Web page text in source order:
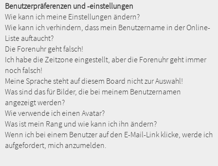
Benutzerpräferenzen und -einstellungen
Wie kann ich meine Einstellungen ändern?
Wie kann ich verhindern, dass mein Benutzername in der Online-
Liste auftaucht?
Die Forenuhr geht falsch!
Ich habe die Zeitzone eingestellt, aber die Forenuhr geht immer
noch falsch!
Meine Sprache steht auf diesem Board nicht zur Auswahl!
Was sind das für Bilder, die bei meinem Benutzernamen
angezeigt werden?
Wie verwende ich einen Avatar?
Was ist mein Rang und wie kann ich ihn ändern?
Wenn ich bei einem Benutzer auf den E-Mail-Link klicke, werde ich
aufgefordert, mich anzumelden.